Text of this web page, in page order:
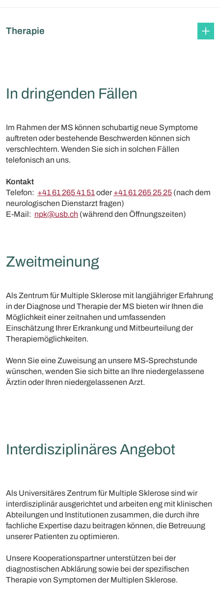
Therapie
In dringenden Fällen
Im Rahmen der MS können schubartig neue Symptome
auftreten oder bestehende Beschwerden können sich
verschlechtern. Wenden Sie sich in solchen Fällen
telefonisch an uns.
Kontakt
Telefon: +41 61 265 41 51oder +41 61 265 25 25 (nach dem
neurologischen Dienstarzt fragen)
E-Mail: npk@usb.ch (während den Öffnungszeiten)
Zweitmeinung
Als Zentrum für Multiple Sklerose mit langjähriger Erfahrung
in der Diagnose und Therapie der MS bieten wir Ihnen die
Möglichkeit einer zeitnahen und umfassenden
Einschätzung Ihrer Erkrankung und Mitbeurteilung der
Therapiemöglichkeiten.
Wenn Sie eine Zuweisung an unsere MS-Sprechstunde
wünschen, wenden Sie sich bitte an Ihre niedergelassene
Ärztin oder Ihren niedergelassenen Arzt.
Interdisziplinäres Angebot
Als Universitäres Zentrum für Multiple Sklerose sind wir
interdisziplinär ausgerichtet und arbeiten eng mit klinischen
Abteilungen und Institutionen zusammen, die durch ihre
fachliche Expertise dazu beitragen können, die Betreuung
unserer Patienten zu optimieren.
Unsere Kooperationspartner unterstützen bei der
diagnostischen Abklärung sowie bei der spezifischen
Therapie von Symptomen der Multiplen Sklerose.